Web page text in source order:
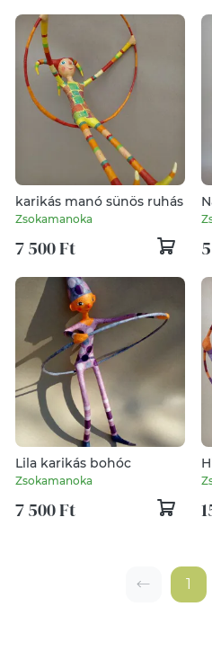
karikás manó sünös ruhás
Zsokamanoka
7 500 Ft
Lila karikás bohóc
Zsokamanoka
7 500 Ft
1